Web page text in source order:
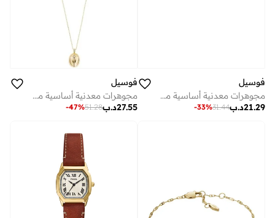
فوسيل
مجوهرات معدنية أساسية مع زركونيا مكعب
د.ب21.29
31.44
-33%
فوسيل
مجوهرات معدنية أساسية مع زركونيا مكعب
د.ب27.55
51.28
-47%